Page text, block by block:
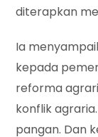
diterapkan
Ia
kepada
reforma
konflik
pangan. Dan